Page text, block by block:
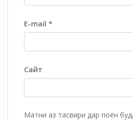
E-mail *
Сайт
Матни аз тасвири дар поён